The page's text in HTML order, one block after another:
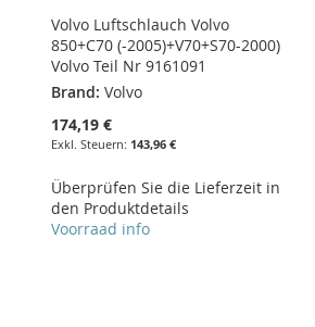
Volvo Luftschlauch Volvo
850+C70 (-2005)+V70+S70-2000)
Volvo Teil Nr 9161091
Brand: Volvo
174,19 €
143,96 €
Überprüfen Sie die Lieferzeit in
den Produktdetails
Voorraad info